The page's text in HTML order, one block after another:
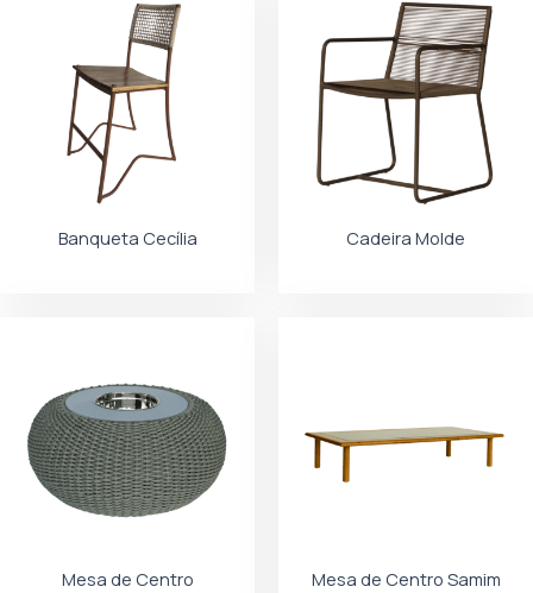
Banqueta Cecília Cadeira Molde
Mesa de Centro
Mesa de Centro Samim